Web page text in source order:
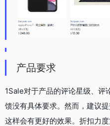
产品要求
1Sale对于产品的评论星级、
馈没有具体要求。然而，建议
这样会有更好的效果。折扣力